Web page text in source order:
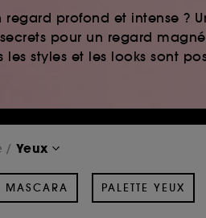
regard profond et intense ?
pour un regard
styles et les looks sont
Yeux
MASCARA PALETTE YEUX